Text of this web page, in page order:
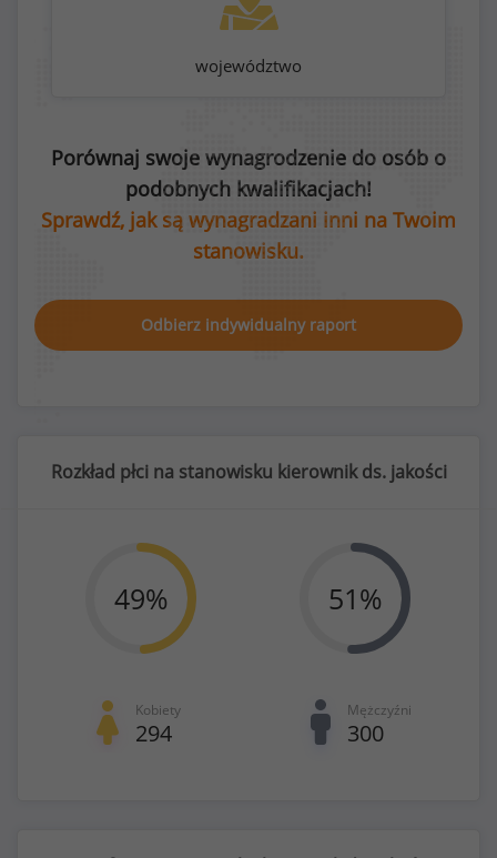
województwo
Porównaj swoje wynagrodzenie do osób o
podobnych kwalifikacjach!
Sprawdź, jak są wynagradzani inni na Twoim
stanowisku.
Odbierz indywidualny raport
Rozkład płci na stanowisku kierownik ds. jakości
49%
Kobiety
294
51%
Mężczyźni
300